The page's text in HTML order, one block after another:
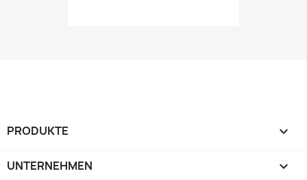
PRODUKTE 
UNTERNEHMEN 